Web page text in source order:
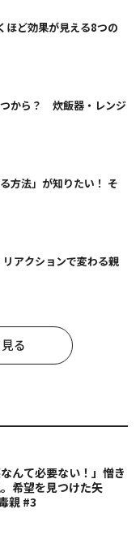
ほど効果が見える8つの
から？ 炊飯器・レンジ
方法」が知りたい！ そ
アクションで変わる親
る
んて必要ない！」憎き
希望を見つけた矢
親 #3